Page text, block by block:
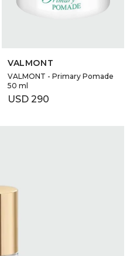
VALMONT
VALMONT - Primary Pomade
50 ml
USD 290